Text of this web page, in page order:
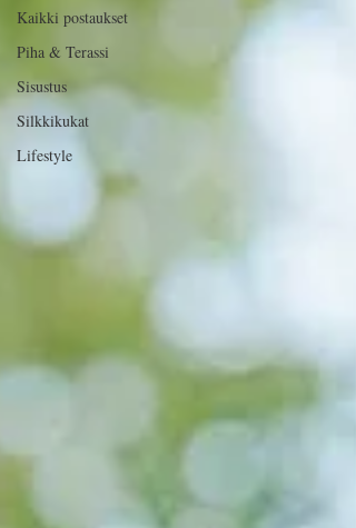
Kaikki postaukset
Piha & Terassi
Sisustus
Silkkikukat
Lifestyle